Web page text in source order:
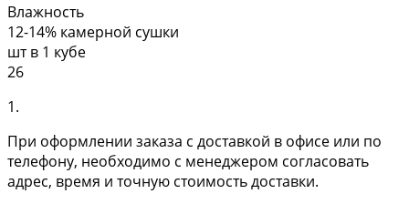
Влажность
12-14% камерной сушки
шт в 1 кубе
26
1.
При оформлении заказа с доставкой в офисе или по
телефону, необходимо с менеджером согласовать
адрес, время и точную стоимость доставки.